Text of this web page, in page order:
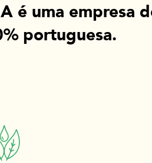
é uma empresa
portuguesa.